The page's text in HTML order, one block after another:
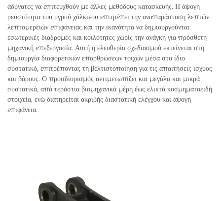
αδύνατες να επιτευχθούν με άλλες μεθόδους κατασκευής. Η άψογη
ρευστότητα του υγρού χάλκινου επιτρέπει την αναπαράσταση λεπτών
λεπτομερειών επιφάνειας και την ικανότητα να δημιουργούνται
εσωτερικές διαδρομές και κοιλότητες χωρίς την ανάγκη για πρόσθετη
μηχανική επεξεργασία. Αυτή η ελευθερία σχεδιασμού εκτείνεται στη
δημιουργία διαφορετικών επαρθρώσεων τοιχών μέσα στο ίδιο
συστατικό, επιτρέποντας τη βελτιστοποίηση για τις απαιτήσεις ισχύος
και βάρους. Ο προσδιορισμός αντιμετωπίζει και μεγάλα και μικρά
συστατικά, από τεράστια βιομηχανικά μέρη έως ελικτά κοσμηματοειδή
στοιχεία, ενώ διατηρείται ακριβής διαστατική ελέγχου και άψογη
επιφάνεια.